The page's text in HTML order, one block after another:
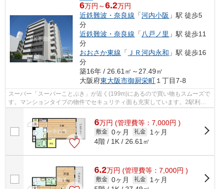
6万円～6.2万円
近鉄難波・奈良線 「河内小阪 」駅 徒歩5
分
近鉄難波・奈良線 「八戸ノ里 」駅 徒歩11
分
おおさか東線 「 ＪＲ河内永和 」駅 徒歩16
分
築16年 / 26.61㎡～27.49㎡
大阪府東大阪市御厨栄町１丁目7-8
スーパー「スーパーことぶき」が近く(199m)にあるので買い物もスムーズで
す。マンションタイプの物件でセキュリティ面も充実しています。2駅利用
6万円 (管理費等：7,000円 )
敷金 0ヶ月 礼金
1ヶ月
4階 / 1K / 26.61㎡
6.2万円 (管理費等：7,000円 )
敷金 0ヶ月 礼金
1ヶ月